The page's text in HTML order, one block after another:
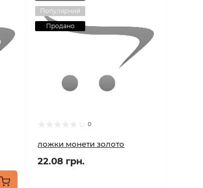
Популярний
Продано
0
ложки монети золото
22.08 грн.